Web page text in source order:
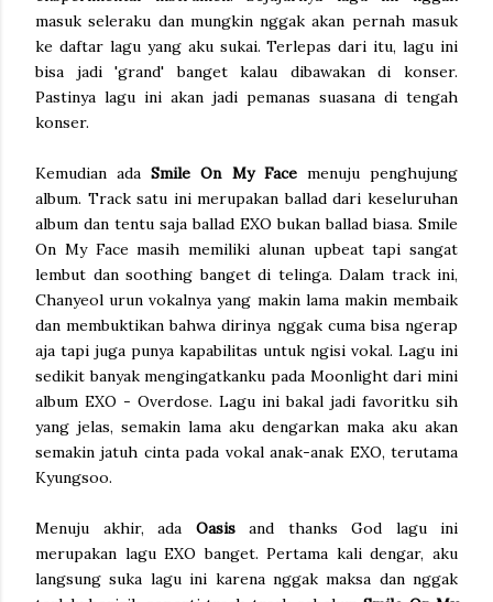
masuk seleraku dan mungkin nggak akan pernah masuk
ke daftar lagu yang aku sukai. Terlepas dari itu, lagu ini
bisa jadi 'grand' banget kalau dibawakan di konser.
Pastinya lagu ini akan jadi pemanas suasana di tengah
konser.
Kemudian adaSmile On My Facemenuju penghujung
album. Track satu ini merupakan ballad dari keseluruhan
album dan tentu saja ballad EXO bukan ballad biasa. Smile
On My Face masih memiliki alunan upbeat tapi sangat
lembut dan soothing banget di telinga. Dalam track ini,
Chanyeol urun vokalnya yang makin lama makin membaik
dan membuktikan bahwa dirinya nggak cuma bisa ngerap
aja tapi juga punya kapabilitas untuk ngisi vokal. Lagu ini
sedikit banyak mengingatkanku pada Moonlight dari mini
album EXO - Overdose. Lagu ini bakal jadi favoritku sih
yang jelas, semakin lama aku dengarkan maka aku akan
semakin jatuh cinta pada vokal anak-anak EXO, terutama
Kyungsoo.
Menuju akhir, ada Oasisand thanks God lagu ini
merupakan lagu EXO banget. Pertama kali dengar, aku
langsung suka lagu ini karena nggak maksa dan nggak